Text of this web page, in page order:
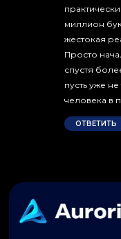
миллион
жестокая
Просто
спустя
пусть уже
человека в
ОТВЕТИТЬ